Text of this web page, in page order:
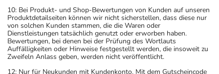
10: Bei Produkt- und Shop-Bewertungen von Kunden auf unseren
Produktdetailseiten können wir nicht sicherstellen, dass diese nur
von solchen Kunden stammen, die die Waren oder
Dienstleistungen tatsächlich genutzt oder erworben haben.
Bewertungen, bei denen bei der Prüfung des Wortlauts
Auffälligkeiten oder Hinweise festgestellt werden, die insoweit zu
Zweifeln Anlass geben, werden nicht veröffentlicht.
12: Nur für Neukunden mit Kundenkonto. Mit dem Gutscheincode